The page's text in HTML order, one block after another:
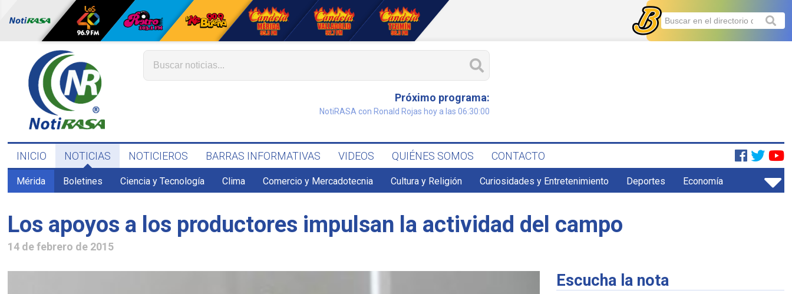
Próximo programa:
NotiRASA con Ronald Rojas hoy a las 06:30:00
INICIO NOTICIAS NOTICIEROS BARRAS INFORMATIVAS VIDEOS QUIÉNES SOMOS CONTACTO
Mérida Boletines Ciencia y Tecnología Clima Comercio y Mercadotecnia Cultura y Religión Curiosidades y Entretenimiento Deportes Economía
Los apoyos a los productores impulsan la actividad del campo
14 de febrero de 2015
Escucha la nota